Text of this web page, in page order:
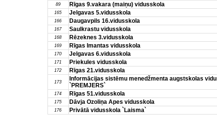
89 Rīgas 9.vakara (maiņu) vidusskola
165 Jelgavas 5.vidusskola
166 Daugavpils 16.vidusskola
167 Saulkrastu vidusskola
168 Rēzeknes 3.vidusskola
169 Rīgas Imantas vidusskola
170 Jelgavas 6.vidusskola
171 Priekules vidusskola
172 Rīgas 21.vidusskola
173
Informācijas sistēmu menedžmenta augstskolas
`PREMJERS`
174 Rīgas 51.vidusskola
175 Dāvja Ozoliņa Apes vidusskola
176 Privātā vidusskola `Laisma`